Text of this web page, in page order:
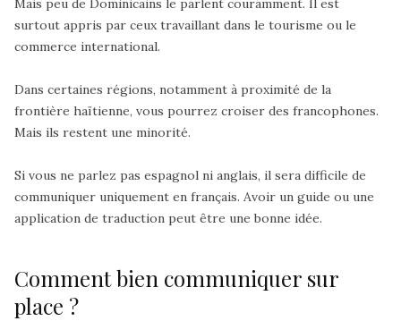
surtout appris par ceux travaillant dans le tourisme ou le
commerce international.
Dans certaines régions, notamment à proximité de la
frontière haïtienne, vous pourrez croiser des francophones.
Mais ils restent une minorité.
Si vous ne parlez pas espagnol ni anglais, il sera difficile de
communiquer uniquement en français. Avoir un guide ou une
application de traduction peut être une bonne idée.
Comment bien communiquer sur
place ?